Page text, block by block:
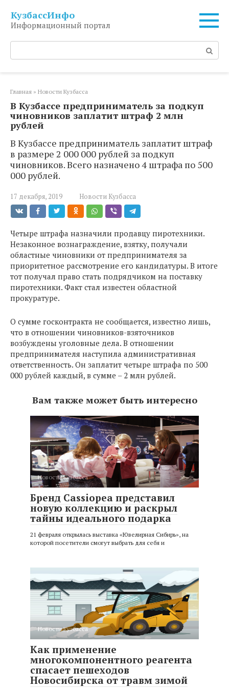
контенту
КузбассИнфо
Информационный портал
Поиск:
Главная » Новости Кузбасса
В Кузбассе предприниматель за подкуп
чиновников заплатит штраф 2 млн
рублей
В Кузбассе предприниматель заплатит штраф
в размере 2 000 000 рублей за подкуп
чиновников. Всего назначено 4 штрафа по 500
000 рублей.
17 декабря, 2019 Новости Кузбасса
Четыре штрафа назначили продавцу пиротехники.
Незаконное вознаграждение, взятку, получали
областные чиновники от предпринимателя за
приоритетное рассмотрение его кандидатуры. В итоге
тот получал право стать подрядчиком на поставку
пиротехники. Факт стал известен областной
прокуратуре.
О сумме госконтракта не сообщается, известно лишь,
что в отношении чиновников-взяточников
возбуждены уголовные дела. В отношении
предпринимателя наступила административная
ответственность. Он заплатит четыре штрафа по 500
000 рублей каждый, в сумме – 2 млн рублей.
Вам также может быть интересно
Новости Кузбасса
Бренд Cassiopea представил
новую коллекцию и раскрыл
тайны идеального подарка
21 февраля открылась выставка «Ювелирная Сибирь», на
которой посетители смогут выбрать для себя и
Новости Кузбасса
Как применение
многокомпонентного реагента
спасает пешеходов
Новосибирска от травм зимой